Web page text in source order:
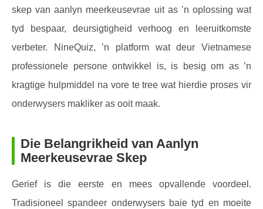
skep van aanlyn meerkeusevrae uit as ’n oplossing wat
tyd bespaar, deursigtigheid verhoog en leeruitkomste
verbeter. NineQuiz, ’n platform wat deur Vietnamese
professionele persone ontwikkel is, is besig om as ’n
kragtige hulpmiddel na vore te tree wat hierdie proses vir
onderwysers makliker as ooit maak.
Die Belangrikheid van Aanlyn
Meerkeusevrae Skep
Gerief is die eerste en mees opvallende voordeel.
Tradisioneel spandeer onderwysers baie tyd en moeite